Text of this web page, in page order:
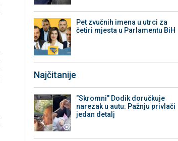
Pet zvučnih imena u utrci za
četiri mjesta u Parlamentu BiH
Najčitanije
"Skromni" Dodik doručkuje
narezak u autu: Pažnju privlači
jedan detalj